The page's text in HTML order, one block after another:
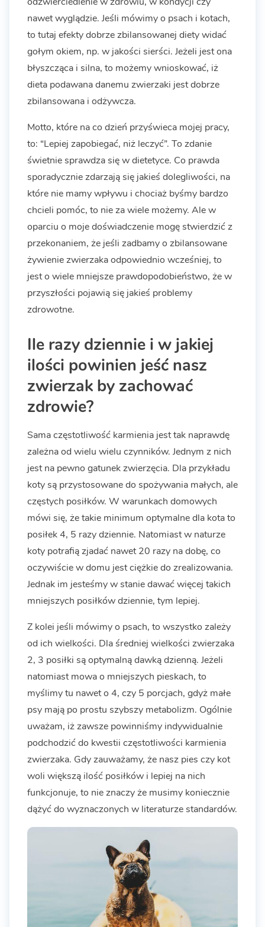
nawet wyglądzie. Jeśli mówimy o psach i kotach,
to tutaj efekty dobrze zbilansowanej diety widać
gołym okiem, np. w jakości sierści. Jeżeli jest ona
błyszcząca i silna, to możemy wnioskować, iż
dieta podawana danemu zwierzaki jest dobrze
zbilansowana i odżywcza.
Motto, które na co dzień przyświeca mojej pracy,
to: “Lepiej zapobiegać, niż leczyć”. To zdanie
świetnie sprawdza się w dietetyce. Co prawda
sporadycznie zdarzają się jakieś dolegliwości, na
które nie mamy wpływu i chociaż byśmy bardzo
chcieli pomóc, to nie za wiele możemy. Ale w
oparciu o moje doświadczenie mogę stwierdzić z
przekonaniem, że jeśli zadbamy o zbilansowane
żywienie zwierzaka odpowiednio wcześniej, to
jest o wiele mniejsze prawdopodobieństwo, że w
przyszłości pojawią się jakieś problemy
zdrowotne.
Ile razy dziennie i w jakiej
ilości powinien jeść nasz
zwierzak by zachować
zdrowie?
Sama częstotliwość karmienia jest tak naprawdę
zależna od wielu wielu czynników. Jednym z nich
jest na pewno gatunek zwierzęcia. Dla przykładu
koty są przystosowane do spożywania małych, ale
częstych posiłków. W warunkach domowych
mówi się, że takie minimum optymalne dla kota to
posiłek 4, 5 razy dziennie. Natomiast w naturze
koty potrafią zjadać nawet 20 razy na dobę, co
oczywiście w domu jest ciężkie do zrealizowania.
Jednak im jesteśmy w stanie dawać więcej takich
mniejszych posiłków dziennie, tym lepiej.
Z kolei jeśli mówimy o psach, to wszystko zależy
od ich wielkości. Dla średniej wielkości zwierzaka
2, 3 posiłki są optymalną dawką dzienną. Jeżeli
natomiast mowa o mniejszych pieskach, to
myślimy tu nawet o 4, czy 5 porcjach, gdyż małe
psy mają po prostu szybszy metabolizm. Ogólnie
uważam, iż zawsze powinniśmy indywidualnie
podchodzić do kwestii częstotliwości karmienia
zwierzaka. Gdy zauważamy, że nasz pies czy kot
woli większą ilość posiłków i lepiej na nich
funkcjonuje, to nie znaczy że musimy koniecznie
dążyć do wyznaczonych w literaturze standardów.